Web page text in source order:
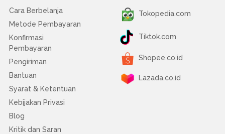
Cara Berbelanja
Metode Pembayaran
Konfirmasi
Pembayaran
Pengiriman
Bantuan
Syarat & Ketentuan
Kebijakan Privasi
Blog
Kritik dan Saran
Tokopedia.com
Tiktok.com
Shopee.co.id
Lazada.co.id